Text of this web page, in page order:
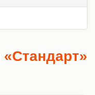
«Стандарт»